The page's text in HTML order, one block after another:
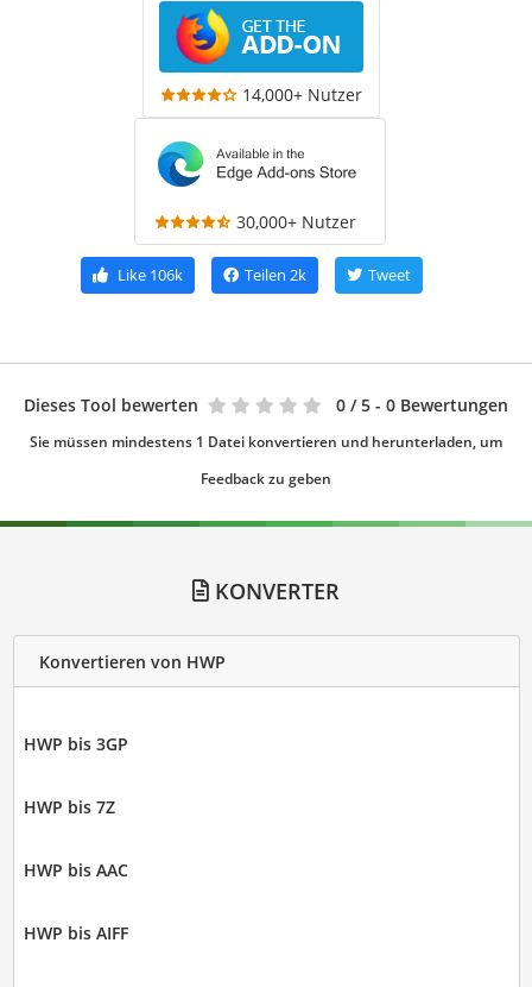
14,000+ Nutzer
30,000+ Nutzer
Like 106k Teilen 2k Tweet
Dieses Tool bewerten 0 / 5 - 0 Bewertungen
Sie müssen mindestens 1 Datei konvertieren und herunterladen, um
Feedback zu geben
KONVERTER
Konvertieren von HWP
HWP bis 3GP
HWP bis 7Z
HWP bis AAC
HWP bis AIFF